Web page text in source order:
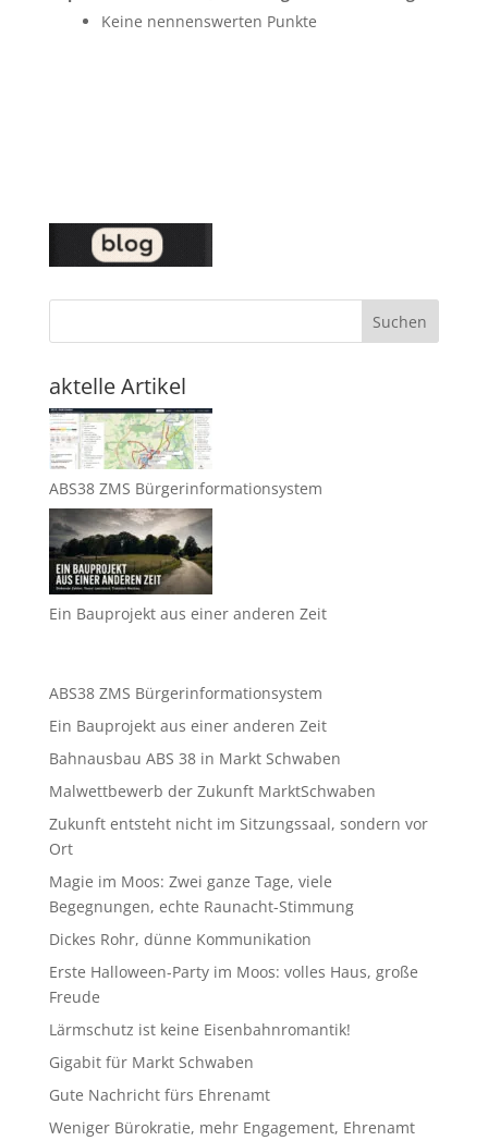
Keine nennenswerten Punkte
Suchen
aktelle Artikel
ABS38 ZMS Bürgerinformationsystem
Ein Bauprojekt aus einer anderen Zeit
ABS38 ZMS Bürgerinformationsystem
Ein Bauprojekt aus einer anderen Zeit
Bahnausbau ABS 38 in Markt Schwaben
Malwettbewerb der Zukunft MarktSchwaben
Zukunft entsteht nicht im Sitzungssaal, sondern vor
Ort
Magie im Moos: Zwei ganze Tage, viele
Begegnungen, echte Raunacht-Stimmung
Dickes Rohr, dünne Kommunikation
Erste Halloween-Party im Moos: volles Haus, große
Freude
Lärmschutz ist keine Eisenbahnromantik!
Gigabit für Markt Schwaben
Gute Nachricht fürs Ehrenamt
Weniger Bürokratie, mehr Engagement, Ehrenamt